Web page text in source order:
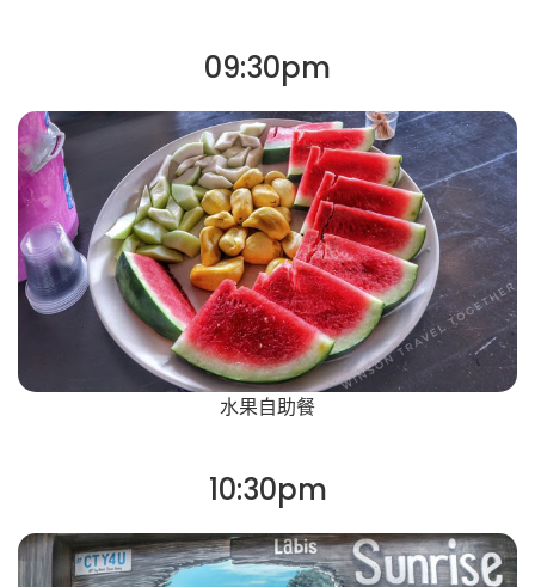
09:30pm
水果自助餐
10:30pm